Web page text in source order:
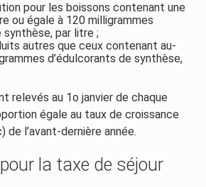
pour les boissons contenant une
ou égale à 120 milligrammes
synthèse, par litre ;
autres que ceux contenant au-
d’édulcorants de synthèse,
relevés au 1o janvier de chaque
égale au taux de croissance
de l’avant-dernière année.
la taxe de séjour